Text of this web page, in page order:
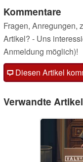
Kommentare
Fragen, Anregungen,
Artikel? - Uns
Anmeldung möglich)!
Diesen Artikel
Verwandte Artikel